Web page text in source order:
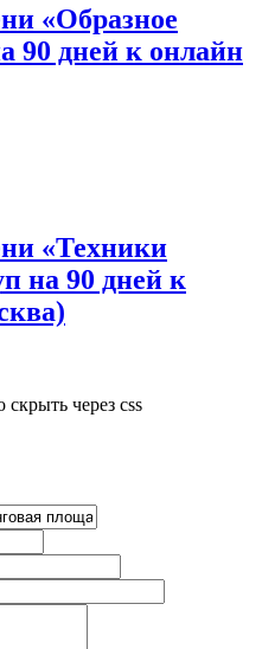
«Образное
90 дней к онлайн
«Техники
на 90 дней к
через css